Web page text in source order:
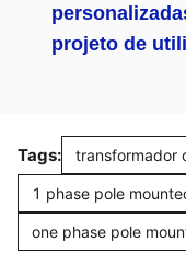
projeto de
Tags: transformador
1 phase pole
one phase pole